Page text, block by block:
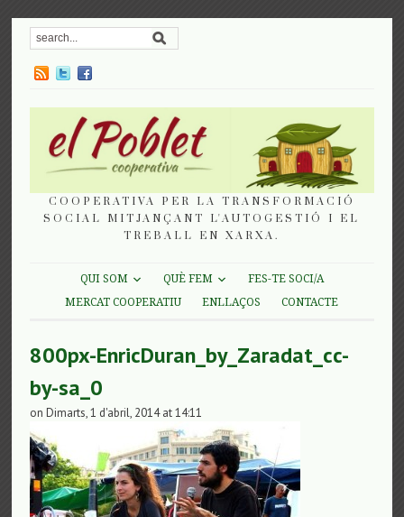
COOPERATIVA PER LA TRANSFORMACIÓ
SOCIAL MITJANÇANT L'AUTOGESTIÓ I EL
TREBALL EN XARXA.
QUI SOM QUÈ FEM
FES-TE SOCI/A
MERCAT COOPERATIU
ENLLAÇOS CONTACTE
800px-EnricDuran_by_Zaradat_cc-
by-sa_0
on Dimarts, 1 d'abril, 2014 at 14:11